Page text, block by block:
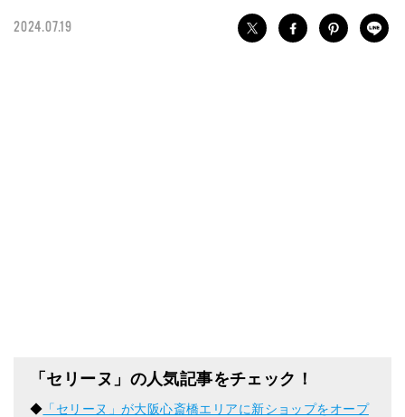
2024.07.19
「セリーヌ」の人気記事をチェック！
◆ 「セリーヌ」が大阪心斎橋エリアに新ショップをオープ